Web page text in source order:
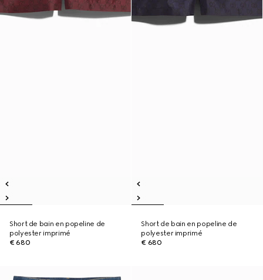
Short de bain en popeline de
polyester imprimé
€ 680
Short de bain en popeline de
polyester imprimé
€ 680